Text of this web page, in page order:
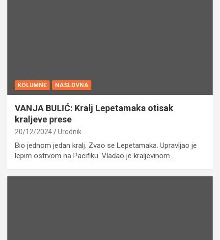
KOLUMNE NASLOVNA
VANJA BULIĆ: Kralj Lepetamaka otisak
kraljeve prese
20/12/2024 Urednik
Bio jednom jedan kralj. Zvao se Lepetamaka. Upravljao je
lepim ostrvom na Pacifiku. Vladao je kraljevinom…